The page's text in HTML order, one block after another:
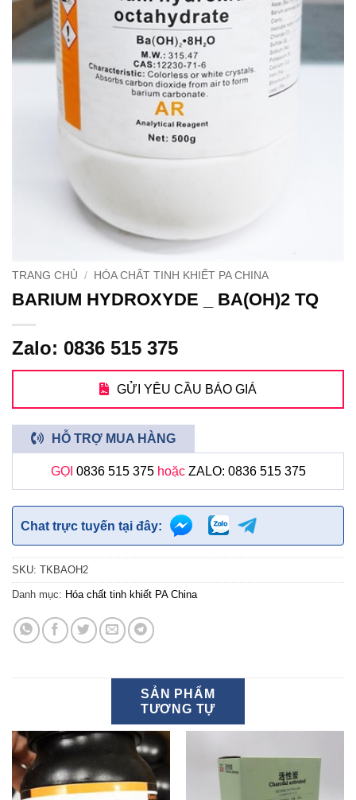
TRANG CHỦ / HÓA CHẤT TINH KHIẾT PA CHINA
BARIUM HYDROXYDE _ BA(OH)2 TQ
Zalo: 0836 515 375
GỬI YÊU CẦU BÁO GIÁ
HỖ TRỢ MUA HÀNG
GỌI 0836 515 375hoặc ZALO: 0836 515 375
Chat trực tuyến tại đây:
SKU: TKBAOH2
Danh mục: Hóa chất tinh khiết PA China
SẢN PHẨM
TƯƠNG TỰ